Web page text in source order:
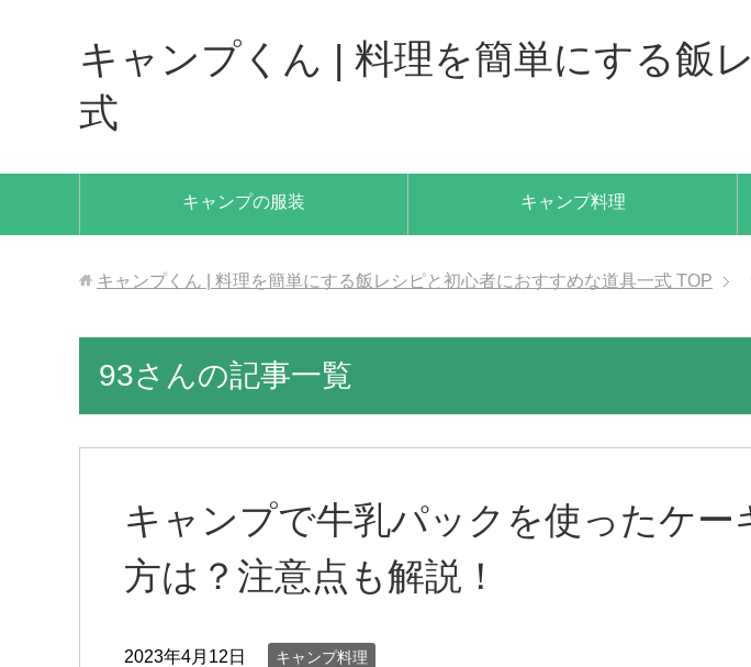
キャンプくん | 料理を簡単にする飯
式
キャンプの服装 キャンプ料理
キャンプくん | 料理を簡単にする飯レシピと初心者におすすめな道具一式 TOP
93さんの記事一覧
キャンプで牛乳パックを使ったケー
方は？注意点も解説！
2023年4月12日 キャンプ料理